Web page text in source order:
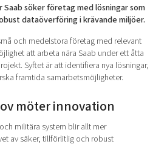
söker företag med lösningar som
dataöverföring i krävande miljöer.
och medelstora företag med relevant
att arbeta nära Saab under ett åtta
Syftet är att identifiera nya lösningar,
framtida samarbetsmöjligheter.
möter innovation
militära system blir allt mer
av säker, tillförlitlig och robust